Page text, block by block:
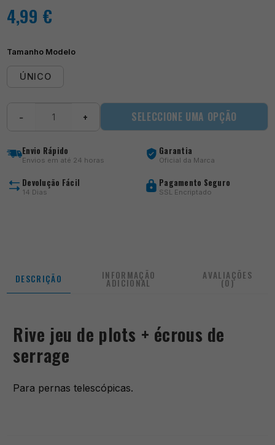
4,99 €
Tamanho Modelo
ÚNICO
plots
− + SELECCIONE UMA OPÇÃO
Envio Rápido
Envios em até 24 horas
Garantia
Oficial da Marca
Devolução Fácil
14 Dias
Pagamento Seguro
SSL Encriptado
DESCRIÇÃO INFORMAÇÃO
ADICIONAL
AVALIAÇÕES
(0)
Rive jeu de plots + écrous de
serrage
Para pernas telescópicas.